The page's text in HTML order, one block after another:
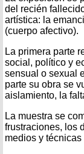
del recién
artística: la
(cuerpo afectivo).
La primera parte
social, político y
sensual o sexual
parte su obra se
aislamiento, la
La muestra se
frustraciones, los
medios y